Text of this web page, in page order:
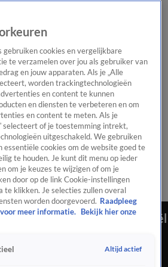
van de Dag Onze categorieën Laatste
van de Dag Podcast
van de
PodcastPanelContact
kunnen in Tilburg wél
gebruiken cookies en vergelijkbare
te verzamelen over jou als gebruiker van
en jouw apparaten. Als je „Alle
worden trackingtechnologieën
en content te kunnen
en diensten te verbeteren en om
en content te meten. Als je
selecteert of je toestemming intrekt,
uitgeschakeld. We gebruiken
essentiële cookies om de website goed te
te houden. Je kunt dit menu op ieder
om je keuzes te wijzigen of om je
door op de link Cookie-instellingen
te klikken. Je selecties zullen overal
worden doorgevoerd. Raadpleeg
meer informatie.
Bekijk hier onze
Altijd actief